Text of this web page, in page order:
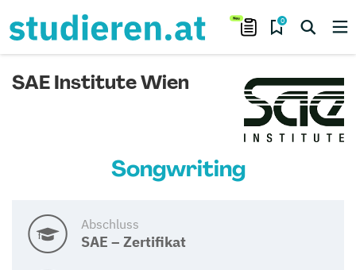
0
SAE Institute Wien
Songwriting
Abschluss
SAE – Zertifikat